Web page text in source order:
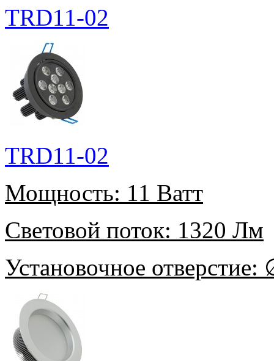
TRD11-02
TRD11-02
Мощность: 11 Ватт
Световой поток: 1320 Лм
Установочное отверстие: